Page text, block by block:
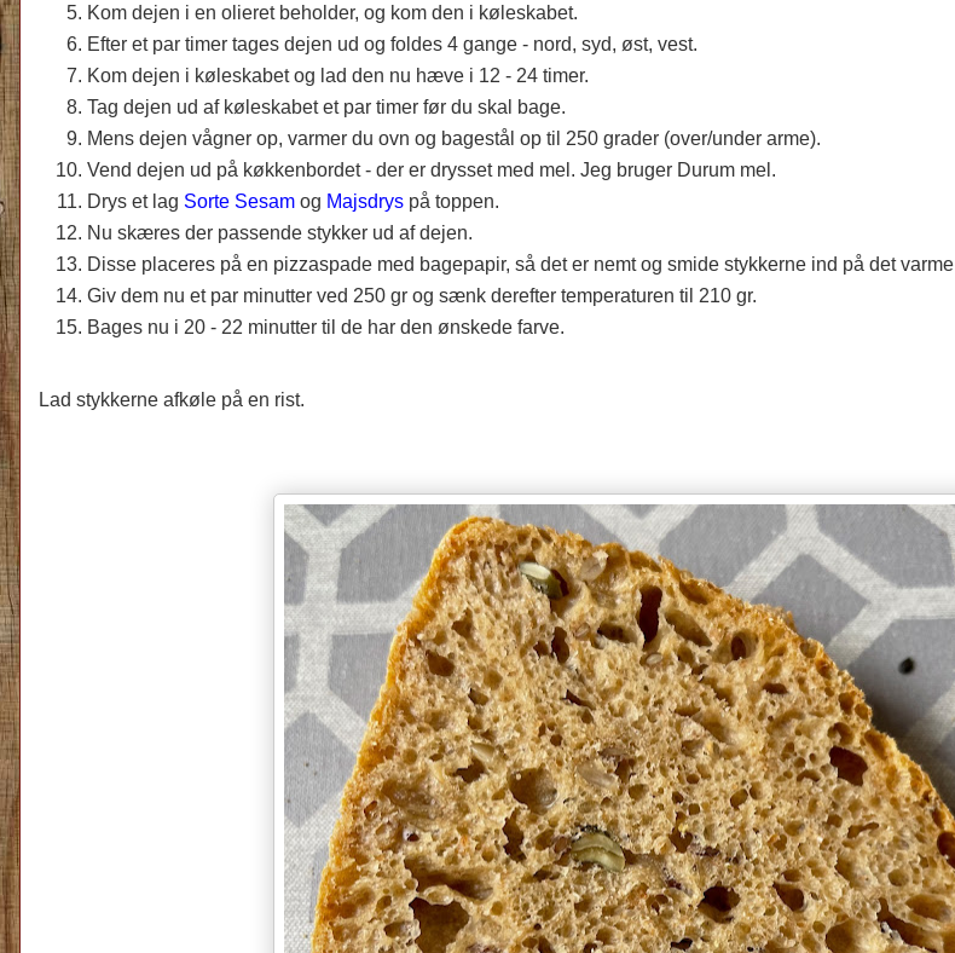
Kom dejen i en olieret beholder, og kom den i køleskabet.
Efter et par timer tages dejen ud og foldes 4 gange - nord, syd, øst, vest.
Kom dejen i køleskabet og lad den nu hæve i 12 - 24 timer.
Tag dejen ud af køleskabet et par timer før du skal bage.
Mens dejen vågner op, varmer du ovn og bagestål op til 250 grader (over/under arme).
Vend dejen ud på køkkenbordet - der er drysset med mel. Jeg bruger Durum mel.
Drys et lag Sorte Sesam og Majsdrys på toppen.
Nu skæres der passende stykker ud af dejen.
Disse placeres på en pizzaspade med bagepapir, så det er nemt og smide stykkerne ind på det varme
Giv dem nu et par minutter ved 250 gr og sænk derefter temperaturen til 210 gr.
Bages nu i 20 - 22 minutter til de har den ønskede farve.
Lad stykkerne afkøle på en rist.